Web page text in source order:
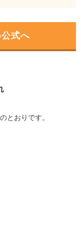
式へ
とおりです。